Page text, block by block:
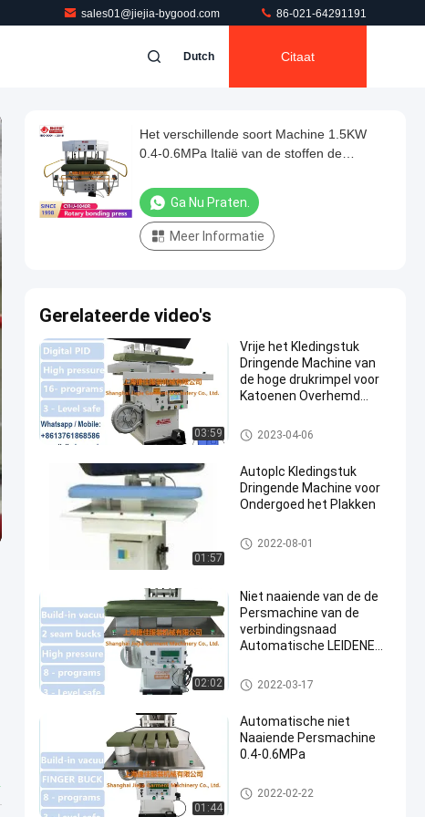
sales01@jiejia-bygood.com 86-021-64291191
Dutch Citaat
Het verschillende soort Machine 1.5KW
0.4-0.6MPa Italië van de stoffen de
Ga Nu Praten.
Meer Informatie
Gerelateerde video's
03:59
Vrije het Kledingstuk
Dringende Machine van
de hoge drukrimpel voor
Katoenen Overhemd
Kledingstuk Dringende Machin
e
2023-04-06
01:57
Autoplc Kledingstuk
Dringende Machine voor
Ondergoed het Plakken
Kledingstuk Dringende Machin
e
2022-08-01
02:02
Niet naaiende van de de
Persmachine van de
verbindingsnaad
Automatische LEIDENE
Niet Naaiende Persmachine
2022-03-17
01:44
Automatische niet
Naaiende Persmachine
0.4-0.6MPa
Niet Naaiende Persmachine
2022-02-22